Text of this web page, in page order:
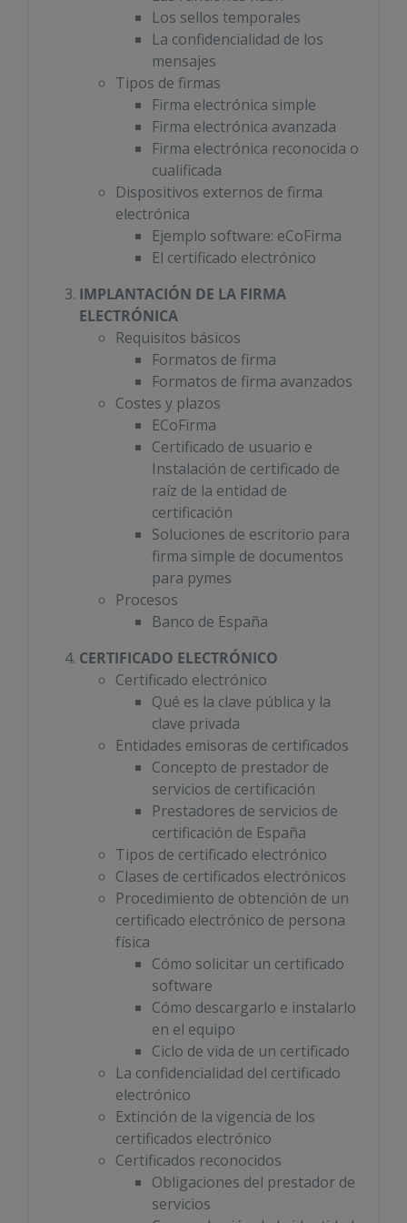
Los sellos temporales
La confidencialidad de los
mensajes
Tipos de firmas
Firma electrónica simple
Firma electrónica avanzada
Firma electrónica reconocida o
cualificada
Dispositivos externos de firma
electrónica
Ejemplo software: eCoFirma
El certificado electrónico
IMPLANTACIÓN DE LA FIRMA
ELECTRÓNICA
Requisitos básicos
Formatos de firma
Formatos de firma avanzados
Costes y plazos
ECoFirma
Certificado de usuario e
Instalación de certificado de
raíz de la entidad de
certificación
Soluciones de escritorio para
firma simple de documentos
para pymes
Procesos
Banco de España
CERTIFICADO ELECTRÓNICO
Certificado electrónico
Qué es la clave pública y la
clave privada
Entidades emisoras de certificados
Concepto de prestador de
servicios de certificación
Prestadores de servicios de
certificación de España
Tipos de certificado electrónico
Clases de certificados electrónicos
Procedimiento de obtención de un
certificado electrónico de persona
física
Cómo solicitar un certificado
software
Cómo descargarlo e instalarlo
en el equipo
Ciclo de vida de un certificado
La confidencialidad del certificado
electrónico
Extinción de la vigencia de los
certificados electrónico
Certificados reconocidos
Obligaciones del prestador de
servicios